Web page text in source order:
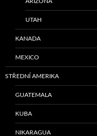
UTAH
KANADA
MEXICO
STŘEDNÍ AMERIKA
GUATEMALA
KUBA
NIKARAGUA